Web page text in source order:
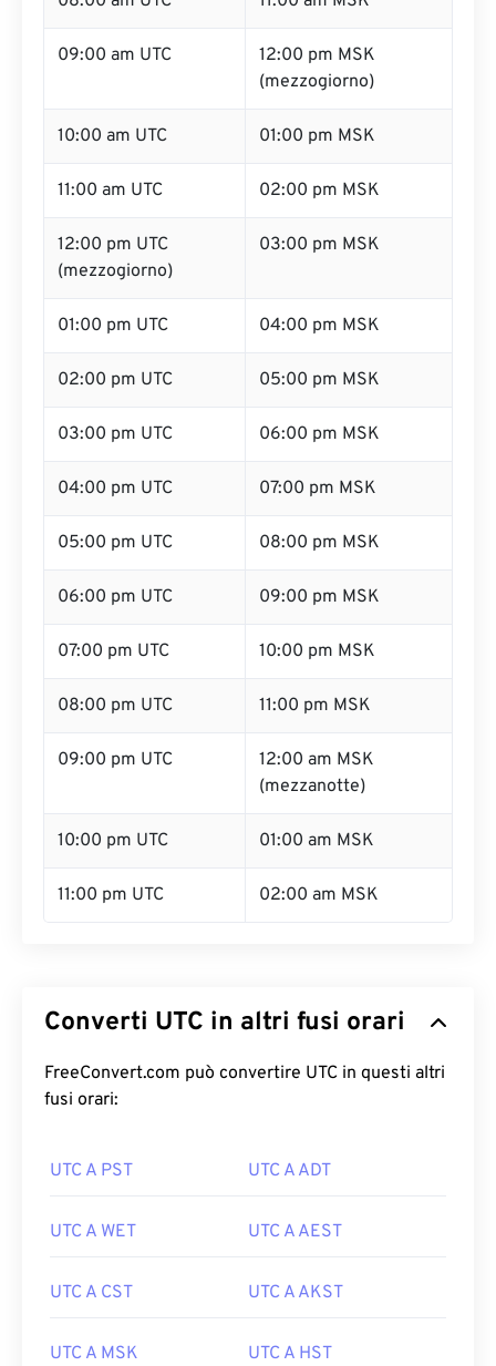
09:00 am UTC
12:00 pm MSK
(mezzogiorno)
10:00 am UTC 01:00 pm MSK
11:00 am UTC 02:00 pm MSK
12:00 pm UTC
(mezzogiorno)
03:00 pm MSK
01:00 pm UTC 04:00 pm MSK
02:00 pm UTC 05:00 pm MSK
03:00 pm UTC 06:00 pm MSK
04:00 pm UTC 07:00 pm MSK
05:00 pm UTC 08:00 pm MSK
06:00 pm UTC 09:00 pm MSK
07:00 pm UTC 10:00 pm MSK
08:00 pm UTC 11:00 pm MSK
09:00 pm UTC
12:00 am MSK
(mezzanotte)
10:00 pm UTC 01:00 am MSK
11:00 pm UTC 02:00 am MSK
Converti UTC in altri fusi orari
FreeConvert.com può convertire UTC in questi altri
fusi orari:
UTC A PST UTC A ADT
UTC A WET UTC A AEST
UTC A CST UTC A AKST
UTC A MSK UTC A HST